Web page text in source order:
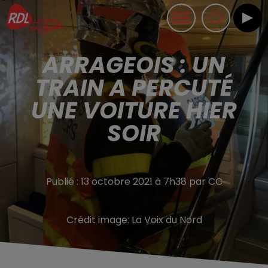
ARRAGEOIS : UN
TRAIN A PERCUTÉ
UNE VOITURE HIER
SOIR
Publié : 13 octobre 2021 à 7h38 par CC
Crédit image: La Voix du Nord